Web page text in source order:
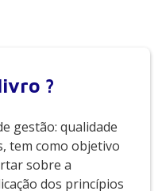
?
gestão: qualidade
tem como objetivo
sobre a
dos princípios